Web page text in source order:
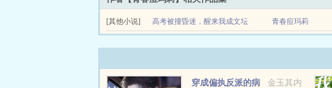
[其他小说] 高考被撞昏迷，醒来我成文坛 青春痘玛莉
一觉醒来，江叶穿越平行世界，成为了一个留守在家，爹不疼娘不
影视剧，歌曲等等少了大半。…gZvw... 金玉其内
穿成偏执反派的病